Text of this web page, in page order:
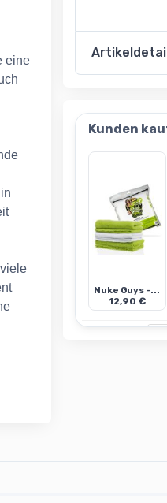
eine
Kunden
Nuke Guys -...
12,90 €